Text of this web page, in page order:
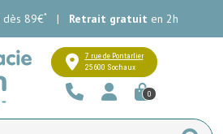
dès 89€* | Retrait gratuit en 2h
Pharmacie Carlin Votre
7 rue de Pontarlier
25600 Sochaux
0